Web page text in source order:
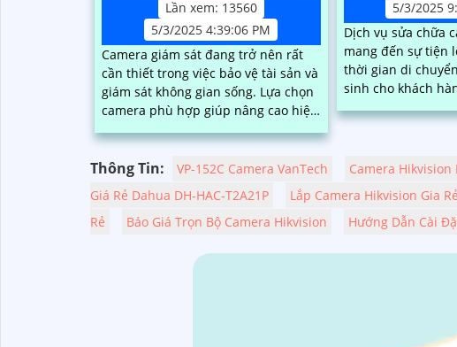
Lần xem: 13560
5/3/2025 4:39:06 PM
Camera giám sát đang trở nên rất
cần thiết trong việc bảo vệ tài sản và
giám sát không gian sống. Lựa chọn
camera phù hợp giúp nâng cao hiệu
quả quan sát, tiết kiệm chi phí và dễ
dàng lắp đặt.
5/3/2025
Dịch vụ sửa chữa
mang đến sự tiện
thời gian di
sinh cho khách hàng.
được kiểm tra,
tại nhà với quy
Thông Tin: VP-152C Camera VanTech Camera Hikvision
Giá Rẻ Dahua DH-HAC-T2A21P
Lắp Camera Hikvision Gia
Rẻ
Báo Giá Trọn Bộ Camera Hikvision Hướng Dẫn Cài